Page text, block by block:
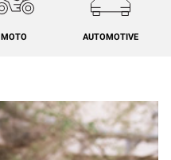
MOTO AUTOMOTIVE